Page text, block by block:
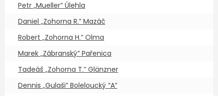
Petr „Mueller” Úlehla
Daniel „Zohorna R.” Mazáč
Robert „Zohorna H.” Olma
Marek „Zábranský” Pařenica
Tadeáš „Zohorna T.” Glänzner
Dennis „Gulaši” Boleloucký “A”